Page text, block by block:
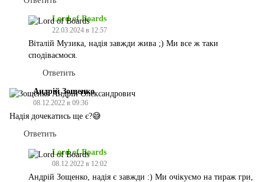
Lord of Boards
22.03.2024 в 12:57
Віталій Музика, надія завжди жива ;) Ми все ж таки
сподіваємося.
Ответить
Андрій Зощенко
08.12.2022 в 09:36
Надія дочекатись ще є?😅
Ответить
Lord of Boards
08.12.2022 в 12:02
Андрій Зощенко, надія є завжди :) Ми очікуємо на тираж гри,